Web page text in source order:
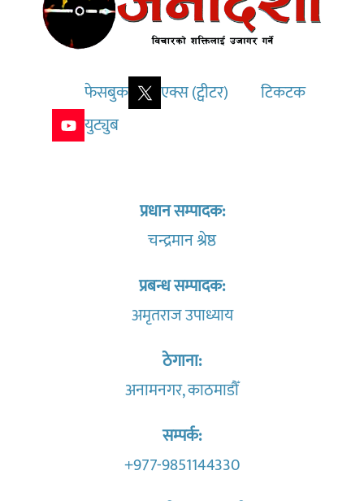
फेसबुक एक्स (ट्वीटर)
टिकटक
युट्युब
प्रधान सम्पादक:
चन्द्रमान श्रेष्ठ
प्रबन्ध सम्पादक:
अमृतराज उपाध्याय
ठेगाना:
अनामनगर, काठमाडौँ
सम्पर्क:
+977-9851144330